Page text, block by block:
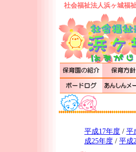
社会福祉法人浜ヶ城福
平成17年度 / 平
成25年度 / 平成